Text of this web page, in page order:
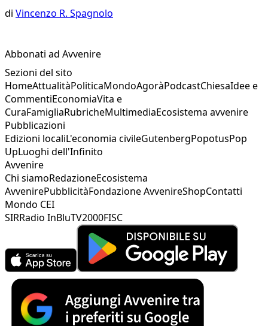
di Vincenzo R. Spagnolo
Abbonati ad Avvenire
Sezioni del sito
HomeAttualitàPoliticaMondoAgoràPodcastChiesaIdee e
CommentiEconomiaVita e
CuraFamigliaRubricheMultimediaEcosistema avvenire
Pubblicazioni
Edizioni localiL'economia civileGutenbergPopotusPop
UpLuoghi dell'Infinito
Avvenire
Chi siamoRedazioneEcosistema
AvvenirePubblicitàFondazione AvvenireShopContatti
Mondo CEI
SIRRadio InBluTV2000FISC